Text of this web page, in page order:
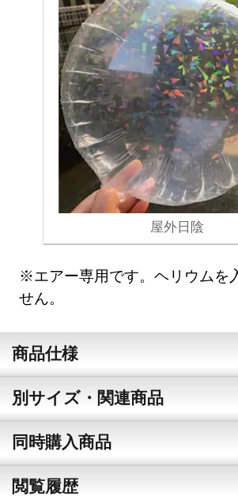
屋外日陰
※エアー専用です。ヘリウムを
せん。
商品仕様
別サイズ・関連商品
同時購入商品
閲覧履歴